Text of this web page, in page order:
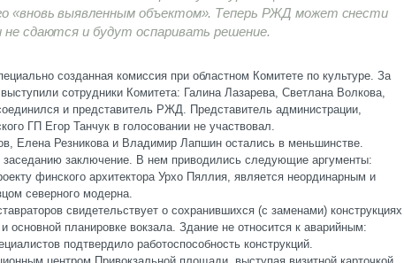
«вновь выявленным объектом». Теперь РЖД может снести
не сдаются и будут оспаривать решение.
созданная комиссия при областном Комитете по культуре. За
сотрудники Комитета: Галина Лазарева, Светлана Волкова,
и представитель РЖД. Представитель администрации,
ГП Егор Танчук в голосовании не участвовал.
Елена Резникова и Владимир Лапшин остались в меньшинстве.
заседанию заключение. В нем приводились следующие аргументы:
финского архитектора Урхо Пяллия, является неординарным и
северного модерна.
свидетельствует о сохранившихся (с заменами) конструкциях
основной планировке вокзала. Здание не относится к аварийным:
подтвердило работоспособность конструкций.